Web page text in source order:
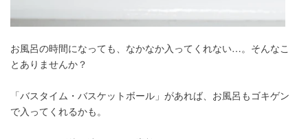
お風呂の時間になっても、なかなか入ってくれない…。そんなこ
とありませんか？
「バスタイム・バスケットボール」があれば、お風呂もゴキゲン
で入ってくれるかも。